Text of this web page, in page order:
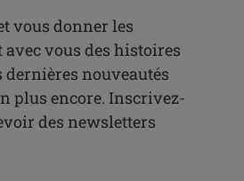
vous donner les
vous des histoires
nouveautés
plus encore. Inscrivez-
des newsletters